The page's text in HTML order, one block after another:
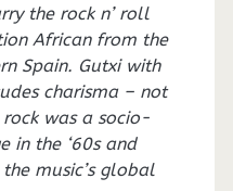
the rock n’ roll
African from the
Spain. Gutxi with
charisma – not
was a socio-
in the ‘60s and
music’s global